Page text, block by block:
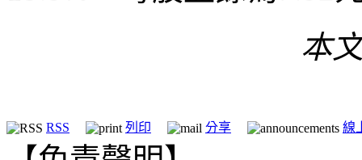
本
RSS 列印 分享 線